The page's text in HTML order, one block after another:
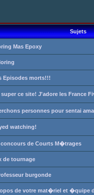
Sujets
Mas Epoxy
Episodes morts!!!
ce site! J'adore les France
personnes pour sentai
watching!
de Courts M�trages
de tournage
burgonde
de votre mat�riel et �quipe